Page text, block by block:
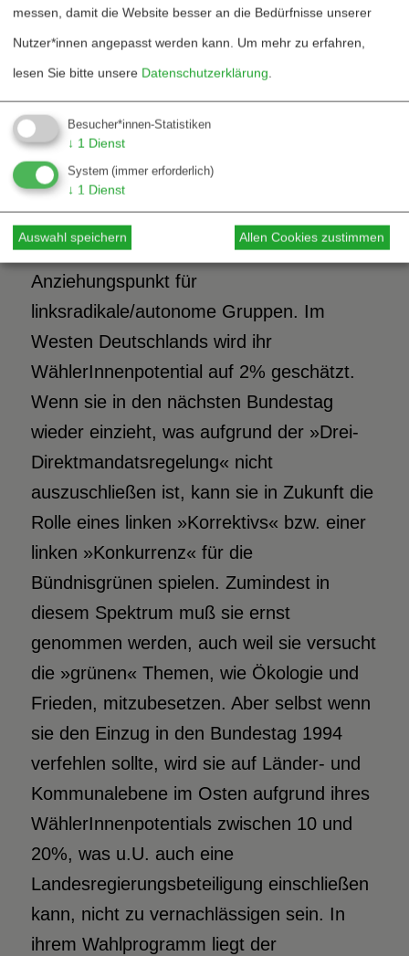
Mehrheit vom Parteitag in Mannheim Ende
Februar verabschiedet worden ist.
Das eindeutig »linksradikalste«
außenpolitische Parteiprogramm legte die
PDS vor. Sie ist Sammelbecken
ehemaliger SED-Mitglieder – 95% der
PDS-Anhänger sind ehemalige SED-
Mitglieder (APUZ, B1/94, S.21) – und
Anziehungspunkt für
linksradikale/autonome Gruppen. Im
Westen Deutschlands wird ihr
WählerInnenpotential auf 2% geschätzt.
Wenn sie in den nächsten Bundestag
wieder einzieht, was aufgrund der »Drei-
Direktmandatsregelung« nicht
auszuschließen ist, kann sie in Zukunft die
Rolle eines linken »Korrektivs« bzw. einer
linken »Konkurrenz« für die
Bündnisgrünen spielen. Zumindest in
diesem Spektrum muß sie ernst
genommen werden, auch weil sie versucht
die »grünen« Themen, wie Ökologie und
Frieden, mitzubesetzen. Aber selbst wenn
sie den Einzug in den Bundestag 1994
verfehlen sollte, wird sie auf Länder- und
Kommunalebene im Osten aufgrund ihres
WählerInnenpotentials zwischen 10 und
20%, was u.U. auch eine
Landesregierungsbeteiligung einschließen
kann, nicht zu vernachlässigen sein. In
ihrem Wahlprogramm liegt der
messen, damit die Website besser an die Bedürfnisse unserer
Nutzer*innen angepasst werden kann. Um mehr zu erfahren,
lesen Sie bitte unsere Datenschutzerklärung.
Besucher*innen-Statistiken
↓ 1 Dienst
System (immer erforderlich)
↓ 1 Dienst
Auswahl speichern Allen Cookies zustimmen